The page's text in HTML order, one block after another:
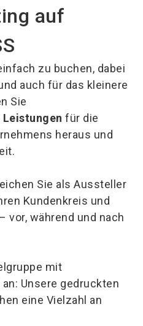
auf
zu buchen, dabei
auch für das kleinere
Sie
Leistungen für die
heraus und
Sie als Aussteller
Kundenkreis und
vor, während und nach
mit
Unsere gedruckten
eine Vielzahl an